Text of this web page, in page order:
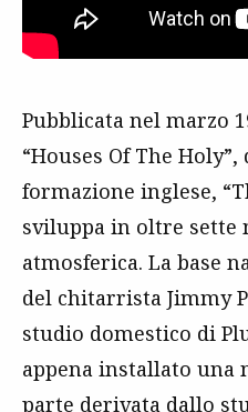
Pubblicata nel marzo
“Houses Of The
formazione inglese,
sviluppa in oltre
atmosferica. La base
del chitarrista Jimmy
studio domestico di
appena installato una
parte derivata dallo